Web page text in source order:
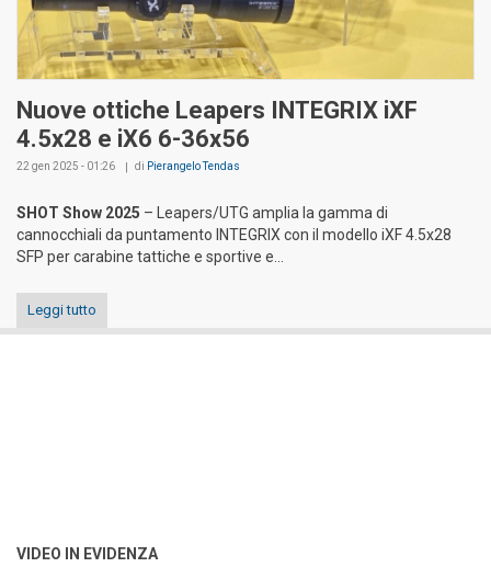
Nuove ottiche Leapers INTEGRIX iXF
4.5x28 e iX6 6-36x56
22 gen 2025 - 01:26 di Pierangelo Tendas
SHOT Show 2025 – Leapers/UTG amplia la gamma di
cannocchiali da puntamento INTEGRIX con il modello iXF 4.5x28
SFP per carabine tattiche e sportive e...
Leggi tutto
VIDEO IN EVIDENZA